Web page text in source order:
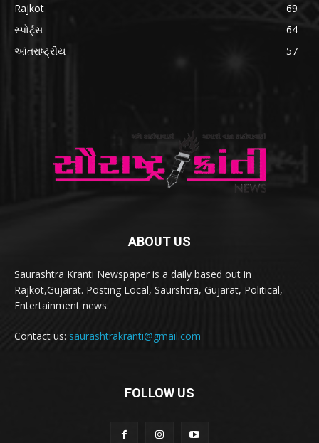
Rajkot
69
સ્પોર્ટ્સ
64
આંતરાષ્ટ્રીય
57
ABOUT US
Saurashtra Kranti Newspaper is a daily based out in
Rajkot,Gujarat. Posting Local, Saurshtra, Gujarat, Political,
Entertainment news.
Contact us: saurashtrakranti@gmail.com
FOLLOW US